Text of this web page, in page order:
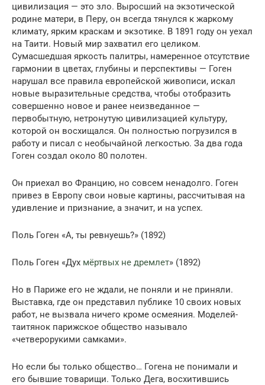
цивилизация — это зло. Выросший на экзотической
родине матери, в Перу, он всегда тянулся к жаркому
климату, ярким краскам и экзотике. В 1891 году он уехал
на Таити. Новый мир захватил его целиком.
Сумасшедшая яркость палитры, намеренное отсутствие
гармонии в цветах, глубины и перспективы — Гоген
нарушал все правила европейской живописи, искал
новые выразительные средства, чтобы отобразить
совершенно новое и ранее неизведанное —
первобытную, нетронутую цивилизацией культуру,
которой он восхищался. Он полностью погрузился в
работу и писал с необычайной легкостью. За два года
Гоген создал около 80 полотен.
Он приехал во Францию, но совсем ненадолго. Гоген
привез в Европу свои новые картины, рассчитывая на
удивление и признание, а значит, и на успех.
Поль Гоген «А, ты ревнуешь?» (1892)
Поль Гоген «Дух мёртвых не дремлет» (1892)
Но в Париже его не ждали, не поняли и не приняли.
Выставка, где он представил публике 10 своих новых
работ, не вызвала ничего кроме осмеяния. Моделей-
таитянок парижское общество называло
«четверорукими самками».
Но если бы только общество… Гогена не понимали и
его бывшие товарищи. Только Дега, восхитившись